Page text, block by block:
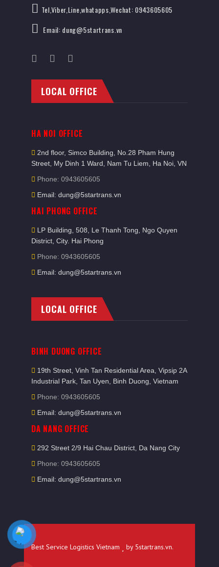
Tel,Viber,Line,whatapps,Wechat: 0943605605
Email: dung@5startrans.vn
LOCAL OFFICE
HA NOI OFFICE
2nd floor, Simco Building, No.28 Pham Hung
Street, My Dinh 1 Ward, Nam Tu Liem, Ha Noi, VN
Phone: 0943605605
Email: dung@5startrans.vn
HAI PHONG OFFICE
LP Building, 508, Le Thanh Tong, Ngo Quyen
District, City. Hai Phong
Phone: 0943605605
Email: dung@5startrans.vn
LOCAL OFFICE
BINH DUONG OFFICE
19th Street, Vinh Tan Residential Area, Vipsip 2A
Industrial Park, Tan Uyen, Binh Duong, Vietnam
Phone: 0943605605
Email: dung@5startrans.vn
DA NANG OFFICE
292 Street 2/9 Hai Chau District, Da Nang City
Phone: 0943605605
Email: dung@5startrans.vn
Best Service Logistics Vietnam by 5startrans.vn.